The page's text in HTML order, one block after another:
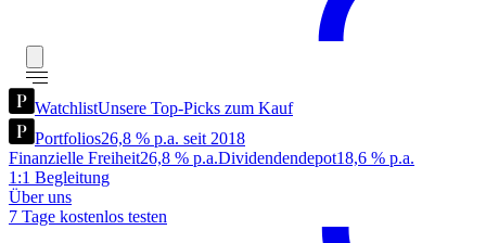
WatchlistUnsere Top-Picks zum Kauf
Portfolios26,8 % p.a. seit 2018
Finanzielle Freiheit26,8 % p.a.Dividendendepot18,6 % p.a.
1:1 Begleitung
Über uns
7 Tage kostenlos testen